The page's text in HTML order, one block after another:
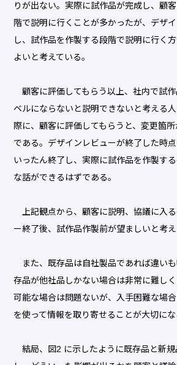
りが出ない。実際に試作品が完成し、顧
階で説明に行くことが多かったが、デザ
し、試作品を作製する段階で説明に行く
よいと考えている。
顧客に評価してもらう以上、社内で試
ベルにならないと説明できないと考える
際に、顧客に評価してもらうと、変更箇
である。デザインレビューが終了した時
いったん終了し、実際に試作品を作製す
な話ができるはずである。
上記観点から、顧客に説明、協議に入
ー終了後、試作品作製前が望ましいと考え
また、既存品は自社製品であれば違い
存品が他社品しかない場合は非常に難し
可能な場合は問題ないが、入手困難な場
を使って情報を取り寄せることが大切にな
結局、図2 に示したように既存品と新規